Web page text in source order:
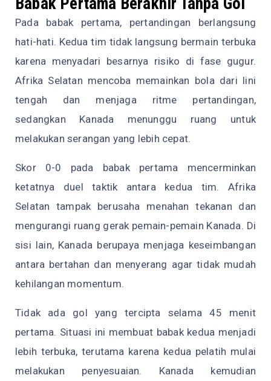
Pada babak pertama, pertandingan berlangsung
hati-hati. Kedua tim tidak langsung bermain terbuka
karena menyadari besarnya risiko di fase gugur.
Afrika Selatan mencoba memainkan bola dari lini
tengah dan menjaga ritme pertandingan,
sedangkan Kanada menunggu ruang untuk
melakukan serangan yang lebih cepat.
Skor 0-0 pada babak pertama mencerminkan
ketatnya duel taktik antara kedua tim. Afrika
Selatan tampak berusaha menahan tekanan dan
mengurangi ruang gerak pemain-pemain Kanada. Di
sisi lain, Kanada berupaya menjaga keseimbangan
antara bertahan dan menyerang agar tidak mudah
kehilangan momentum.
Tidak ada gol yang tercipta selama 45 menit
pertama. Situasi ini membuat babak kedua menjadi
lebih terbuka, terutama karena kedua pelatih mulai
melakukan penyesuaian. Kanada kemudian